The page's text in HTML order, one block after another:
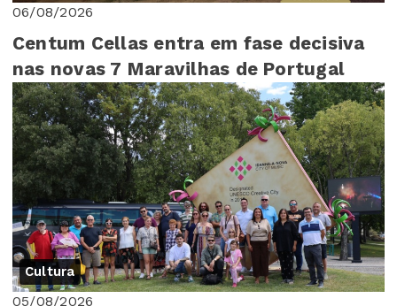
06/08/2026
Centum Cellas entra em fase decisiva
nas novas 7 Maravilhas de Portugal
Cultura
05/08/2026